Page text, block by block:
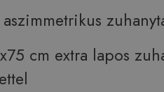
cm extra lapos